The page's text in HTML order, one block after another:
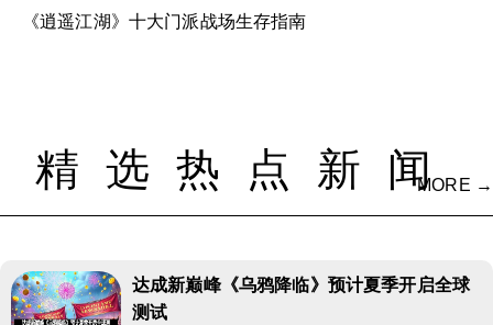
《逍遥江湖》十大门派战场生存指南
精选热点新闻
MORE →
达成新巅峰《乌鸦降临》预计夏季开启全球
测试